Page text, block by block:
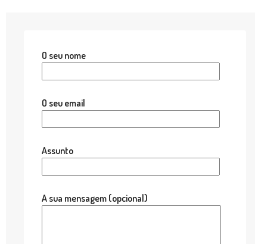
O seu nome
O seu email
Assunto
A sua mensagem (opcional)